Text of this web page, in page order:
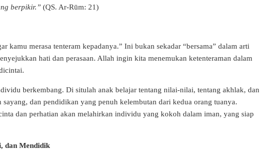
berpikir.” (QS. Ar-Rūm: 21)
kamu merasa tenteram kepadanya.” Ini bukan sekadar “bersama” dalam arti
hati dan perasaan. Allah ingin kita menemukan ketenteraman dalam
berkembang. Di situlah anak belajar tentang nilai-nilai, tentang akhlak, dan
dan pendidikan yang penuh kelembutan dari kedua orang tuanya.
dan perhatian akan melahirkan individu yang kokoh dalam iman, yang siap
dan Mendidik